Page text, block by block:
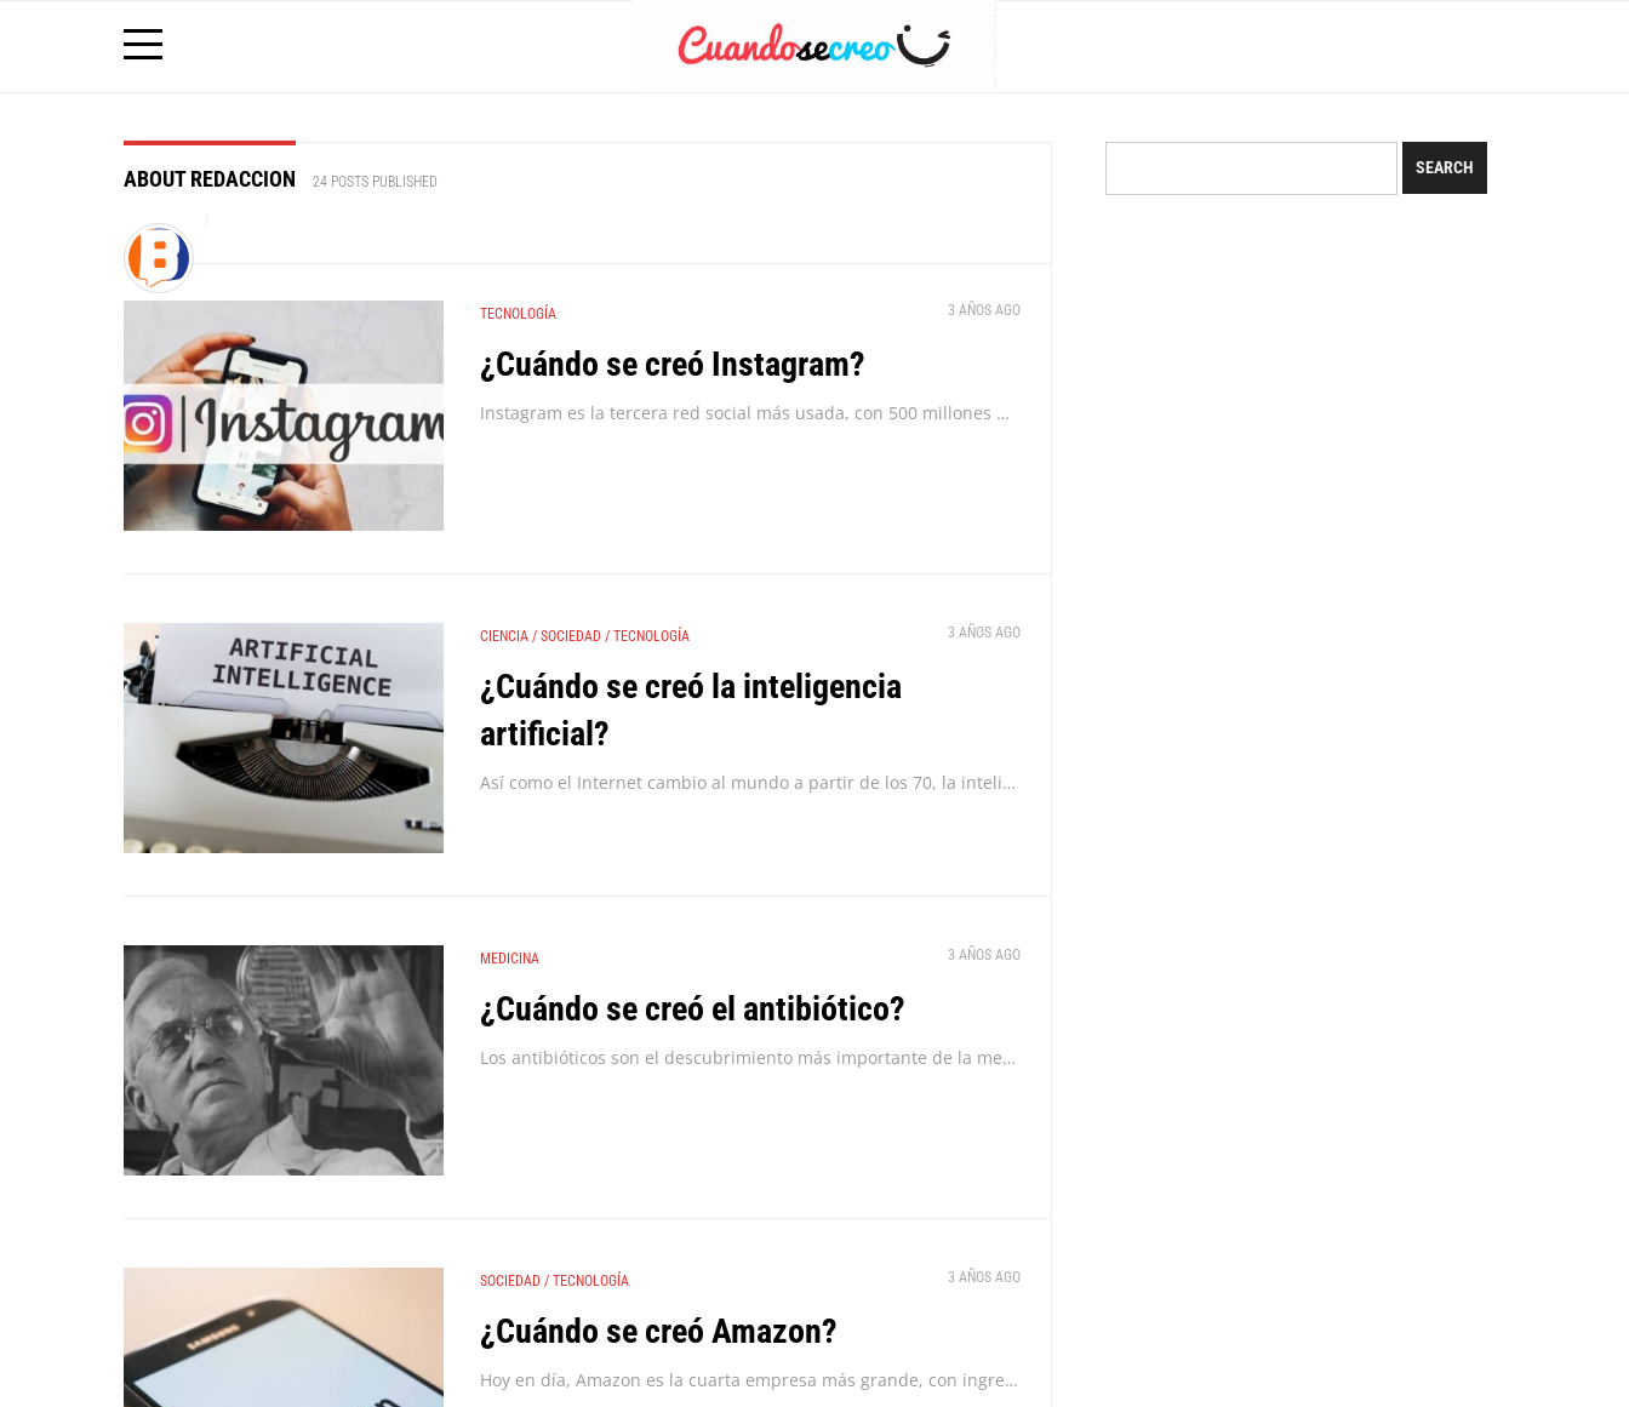
ABOUT REDACCION 24 POSTS PUBLISHED
TECNOLOGÍA 3 AÑOS AGO
¿Cuándo se creó Instagram?
Instagram es la tercera red social más usada, con 500 millones de usuarios activos al día. Tú mismo puede que utilices esta app a diario. Pero ¿sabes cuándo...
CIENCIA /SOCIEDAD /TECNOLOGÍA 3 AÑOS AGO
¿Cuándo se creó la inteligencia
artificial?
Así como el Internet cambio al mundo a partir de los 70, la inteligencia artificial hoy se califica como la próxima gran revolución tecnológica. ¿Pero dónde empezó este...
MEDICINA 3 AÑOS AGO
¿Cuándo se creó el antibiótico?
Los antibióticos son el descubrimiento más importante de la medicina. Desde hace casi un siglo, la humanidad los ha empleado para tratar enfermedades que de otra manera serían...
SOCIEDAD /TECNOLOGÍA 3 AÑOS AGO
¿Cuándo se creó Amazon?
Hoy en día, Amazon es la cuarta empresa más grande, con ingresos anuales de 513.000 millones de dólares. Pero esto no siempre fue así. Amazon empezó en un...